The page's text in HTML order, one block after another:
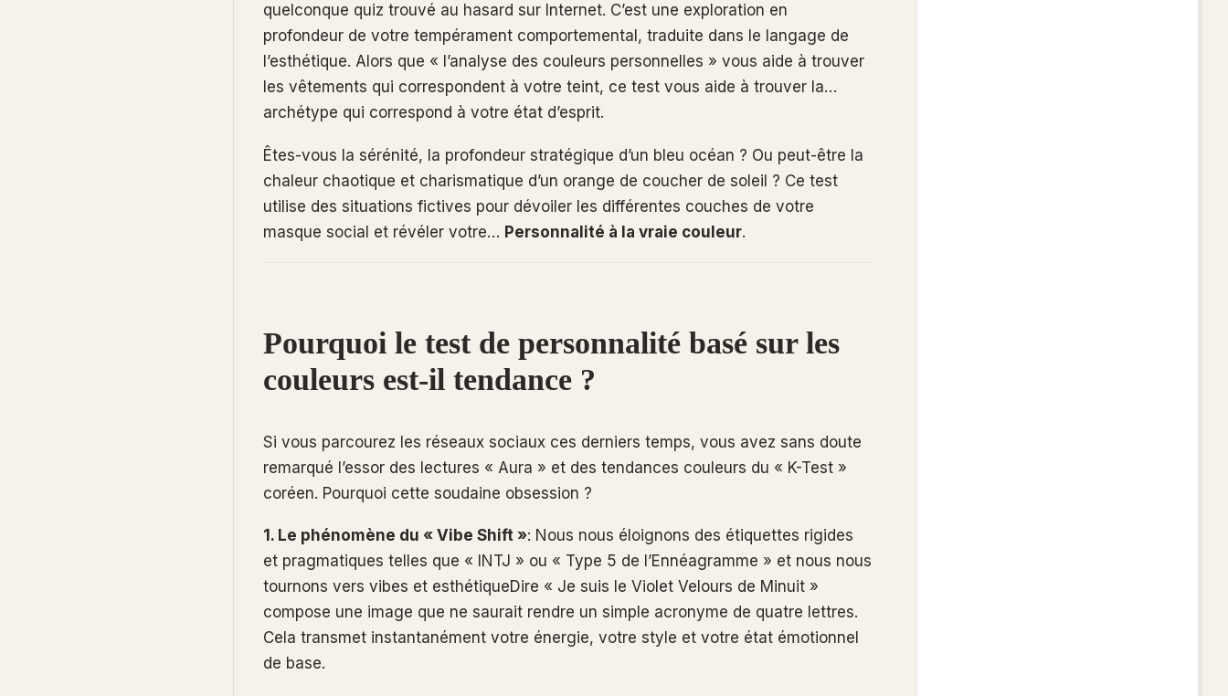
quelconque quiz trouvé au hasard sur Internet. C’est une exploration en
profondeur de votre tempérament comportemental, traduite dans le langage de
l’esthétique. Alors que « l’analyse des couleurs personnelles » vous aide à trouver
les vêtements qui correspondent à votre teint, ce test vous aide à trouver la…
archétype qui correspond à votre état d’esprit.
Êtes-vous la sérénité, la profondeur stratégique d’un bleu océan ? Ou peut-être la
chaleur chaotique et charismatique d’un orange de coucher de soleil ? Ce test
utilise des situations fictives pour dévoiler les différentes couches de votre
masque social et révéler votre… Personnalité à la vraie couleur.
Pourquoi le test de personnalité basé sur les
couleurs est-il tendance ?
Si vous parcourez les réseaux sociaux ces derniers temps, vous avez sans doute
remarqué l’essor des lectures « Aura » et des tendances couleurs du « K-Test »
coréen. Pourquoi cette soudaine obsession ?
1. Le phénomène du « Vibe Shift »: Nous nous éloignons des étiquettes rigides
et pragmatiques telles que « INTJ » ou « Type 5 de l’Ennéagramme » et nous nous
tournons vers vibes et esthétiqueDire « Je suis le Violet Velours de Minuit »
compose une image que ne saurait rendre un simple acronyme de quatre lettres.
Cela transmet instantanément votre énergie, votre style et votre état émotionnel
de base.